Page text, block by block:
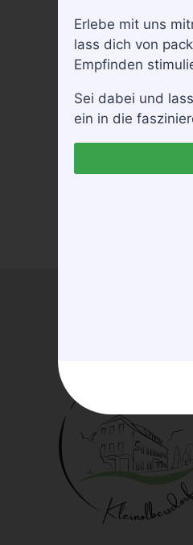
Erlebe mit uns
lass dich von
Empfinden
Sei dabei und
ein in die